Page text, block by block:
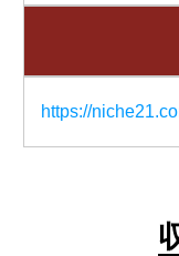
https://